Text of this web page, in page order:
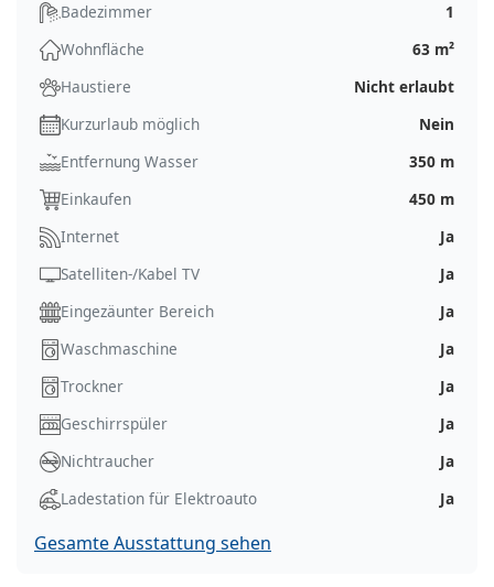
Badezimmer
1
Wohnfläche
63 m²
Haustiere
Nicht erlaubt
Kurzurlaub möglich
Nein
Entfernung Wasser
350 m
Einkaufen
450 m
Internet
Ja
Satelliten-/Kabel TV
Ja
Eingezäunter Bereich
Ja
Waschmaschine
Ja
Trockner
Ja
Geschirrspüler
Ja
Nichtraucher
Ja
Ladestation für Elektroauto
Ja
Gesamte Ausstattung sehen